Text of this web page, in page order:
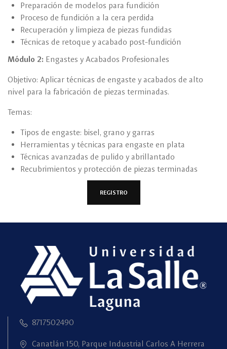
Preparación de modelos para fundición
Proceso de fundición a la cera perdida
Recuperación y limpieza de piezas fundidas
Técnicas de retoque y acabado post-fundición
Módulo 2: Engastes y Acabados Profesionales
Objetivo: Aplicar técnicas de engaste y acabados de alto
nivel para la fabricación de piezas terminadas.
Temas:
Tipos de engaste: bisel, grano y garras
Herramientas y técnicas para engaste en plata
Técnicas avanzadas de pulido y abrillantado
Recubrimientos y protección de piezas terminadas
REGISTRO
8717502490
Canatlán 150, Parque Industrial Carlos A Herrera